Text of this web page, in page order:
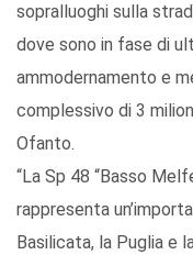
sopralluoghi sulla
dove sono in fase di
ammodernamento e
complessivo di 3
Ofanto.
“La Sp 48 “Basso
rappresenta
Basilicata, la Puglia e